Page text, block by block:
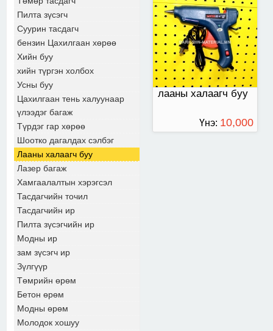
Пилта зүсэгч
Суурин тасдагч
бензин Цахилгаан хөрөө
Хийн буу
хийн түргэн холбох
Усны буу
Цахилгаан тень халуунаар
үлээдэг багаж
Түрдэг гар хөрөө
Шоотко дагалдах сэлбэг
Лааны халаагч буу
Лазер багаж
Хамгаалалтын хэрэгсэл
Тасдагчийн точил
Тасдагчийн ир
Пилта зүсэгчийн ир
Модны ир
зам зүсэгч ир
Зүлгүүр
Төмрийн өрөм
Бетон өрөм
Модны өрөм
Молодок хошуу
лааны халаагч буу
Үнэ: 10,000